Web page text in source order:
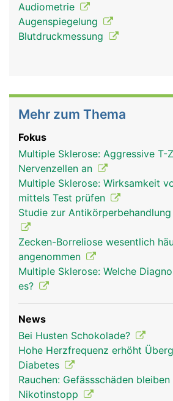
Audiometrie
Augenspiegelung
Blutdruckmessung
Mehr zum Thema
Fokus
Multiple Sklerose: Aggressive T-
Nervenzellen an
Multiple Sklerose: Wirksamkeit
mittels Test prüfen
Studie zur
Zecken-Borreliose wesentlich
angenommen
Multiple Sklerose: Welche
es?
News
Bei Husten Schokolade?
Hohe Herzfrequenz erhöht
Diabetes
Rauchen: Gefässschäden bleiben
Nikotinstopp